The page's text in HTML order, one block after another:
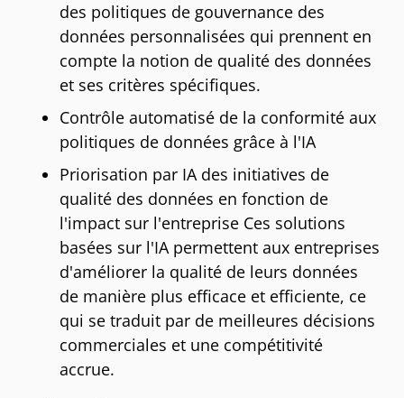
des politiques de gouvernance des
données personnalisées qui prennent en
compte la notion de qualité des données
et ses critères spécifiques.
Contrôle automatisé de la conformité aux
politiques de données grâce à l'IA
Priorisation par IA des initiatives de
qualité des données en fonction de
l'impact sur l'entreprise Ces solutions
basées sur l'IA permettent aux entreprises
d'améliorer la qualité de leurs données
de manière plus efficace et efficiente, ce
qui se traduit par de meilleures décisions
commerciales et une compétitivité
accrue.